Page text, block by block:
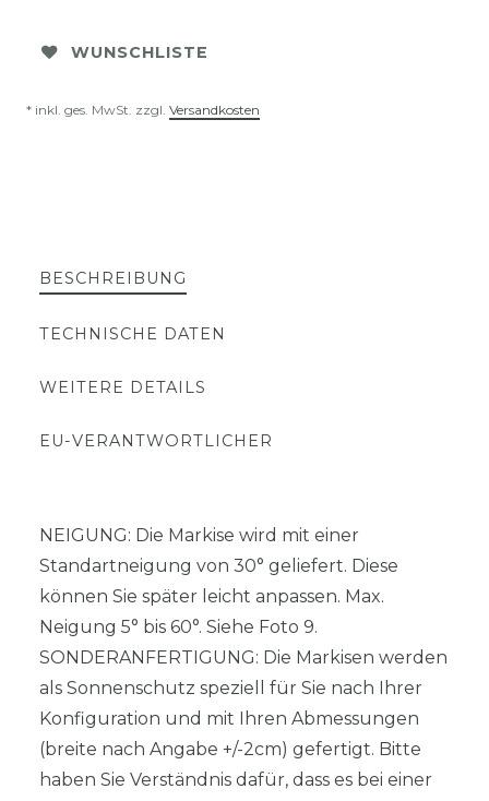
WUNSCHLISTE
* inkl. ges. MwSt. zzgl. Versandkosten
BESCHREIBUNG
TECHNISCHE DATEN
WEITERE DETAILS
EU-VERANTWORTLICHER
NEIGUNG: Die Markise wird mit einer
Standartneigung von 30° geliefert. Diese
können Sie später leicht anpassen. Max.
Neigung 5° bis 60°. Siehe Foto 9.
SONDERANFERTIGUNG: Die Markisen werden
als Sonnenschutz speziell für Sie nach Ihrer
Konfiguration und mit Ihren Abmessungen
(breite nach Angabe +/-2cm) gefertigt. Bitte
haben Sie Verständnis dafür, dass es bei einer